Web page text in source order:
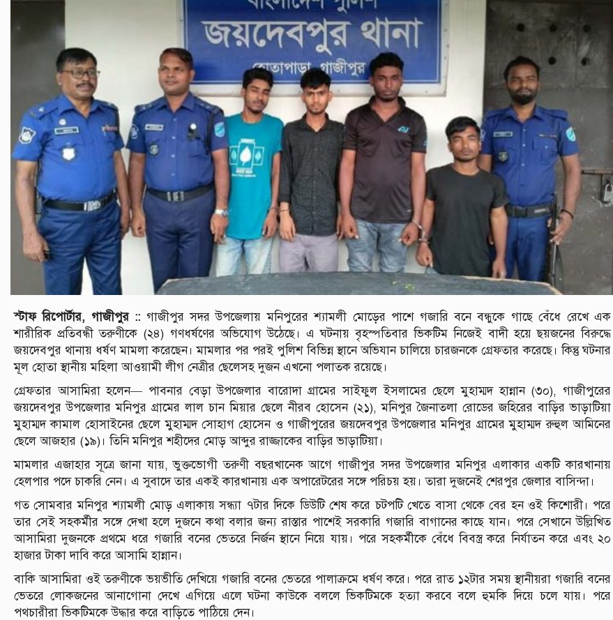
স্টাফ রিপোর্টার, গাজীপুর :: গাজীপুর সদর উপজেলায় মনিপুরের শ্যামলী মোড়ের পাশে গজারি বনে বন্ধুকে গাছে বেঁধে রেখে এক
শারীরিক প্রতিবন্ধী তরুণীকে (২৪) গণধর্ষণের অভিযোগ উঠেছে। এ ঘটনায় বৃহস্পতিবার ভিকটিম নিজেই বাদী হয়ে ছয়জনের বিরুদ্ধে
জয়দেবপুর থানায় ধর্ষণ মামলা করেছেন। মামলার পর পরই পুলিশ বিভিন্ন স্থানে অভিযান চালিয়ে চারজনকে গ্রেফতার করেছে। কিন্তু ঘটনার
মূল হোতা স্থানীয় মহিলা আওয়ামী লীগ নেত্রীর ছেলেসহ দুজন এখনো পলাতক রয়েছে।
গ্রেফতার আসামিরা হলেন— পাবনার বেড়া উপজেলার বারোদা গ্রামের সাইফুল ইসলামের ছেলে মুহাম্মদ হান্নান (৩০), গাজীপুরের
জয়দেবপুর উপজেলার মনিপুর গ্রামের লাল চান মিয়ার ছেলে নীরব হোসেন (২১), মনিপুর জৈনাতলা রোডের জহিরের বাড়ির ভাড়াটিয়া
মুহাম্মদ কামাল হোসাইনের ছেলে মুহাম্মদ সোহাগ হোসেন ও গাজীপুরের জয়দেবপুর উপজেলার মনিপুর গ্রামের মুহাম্মদ রুহুল আমিনের
ছেলে আজহার (১৯)। তিনি মনিপুর শহীদের মোড় আব্দুর রাজ্জাকের বাড়ির ভাড়াটিয়া।
মামলার এজাহার সূত্রে জানা যায়, ভুক্তভোগী তরুণী বছরখানেক আগে গাজীপুর সদর উপজেলার মনিপুর এলাকার একটি কারখানায়
হেলপার পদে চাকরি নেন। এ সুবাদে তার একই কারখানায় এক অপারেটরের সঙ্গে পরিচয় হয়। তারা দুজনেই শেরপুর জেলার বাসিন্দা।
গত সোমবার মনিপুর শ্যামলী মোড় এলাকায় সন্ধ্যা ৭টার দিকে ডিউটি শেষ করে চটপটি খেতে বাসা থেকে বের হন ওই কিশোরী। পরে
তার সেই সহকর্মীর সঙ্গে দেখা হলে দুজনে কথা বলার জন্য রাস্তার পাশেই সরকারি গজারি বাগানের কাছে যান। পরে সেখানে উল্লিখিত
আসামিরা দুজনকে প্রথমে ধরে গজারি বনের ভেতরে নির্জন স্থানে নিয়ে যায়। পরে সহকর্মীকে বেঁধে বিবস্ত্র করে নির্যাতন করে এবং ২০
হাজার টাকা দাবি করে আসামি হান্নান।
বাকি আসামিরা ওই তরুণীকে ভয়ভীতি দেখিয়ে গজারি বনের ভেতরে পালাক্রমে ধর্ষণ করে। পরে রাত ১২টার সময় স্থানীয়রা গজারি বনের
ভেতরে লোকজনের আনাগোনা দেখে এগিয়ে এলে ঘটনা কাউকে বললে ভিকটিমকে হত্যা করবে বলে হুমকি দিয়ে চলে যায়। পরে
পথচারীরা ভিকটিমকে উদ্ধার করে বাড়িতে পাঠিয়ে দেন।